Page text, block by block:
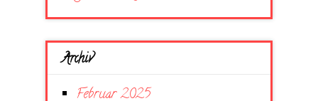
Archiv
Februar 2025